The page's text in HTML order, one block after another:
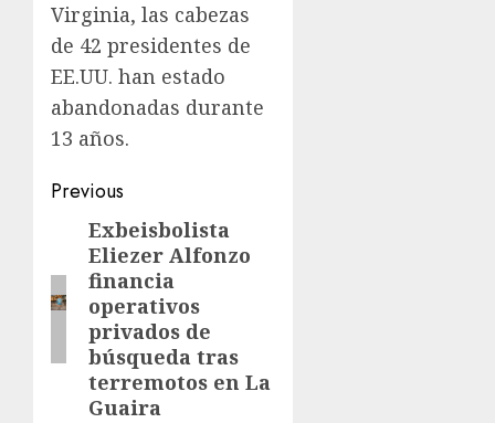
Virginia, las cabezas
de 42 presidentes de
EE.UU. han estado
abandonadas durante
13 años.
Previous
Exbeisbolista
Eliezer Alfonzo
financia
operativos
privados de
búsqueda tras
terremotos en La
Guaira